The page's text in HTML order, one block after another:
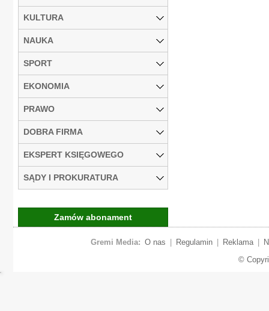
KULTURA
NAUKA
SPORT
EKONOMIA
PRAWO
DOBRA FIRMA
EKSPERT KSIĘGOWEGO
SĄDY I PROKURATURA
Zamów abonament
Gremi Media: O nas Regulamin Reklama
©